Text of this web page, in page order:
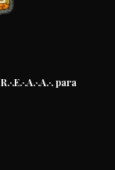
para